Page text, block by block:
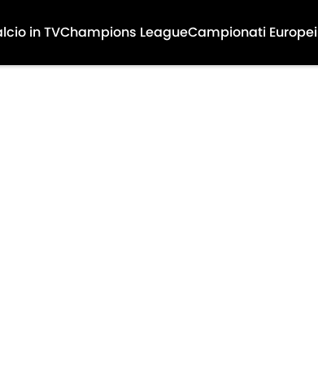
in TVChampions LeagueCampionati Europei